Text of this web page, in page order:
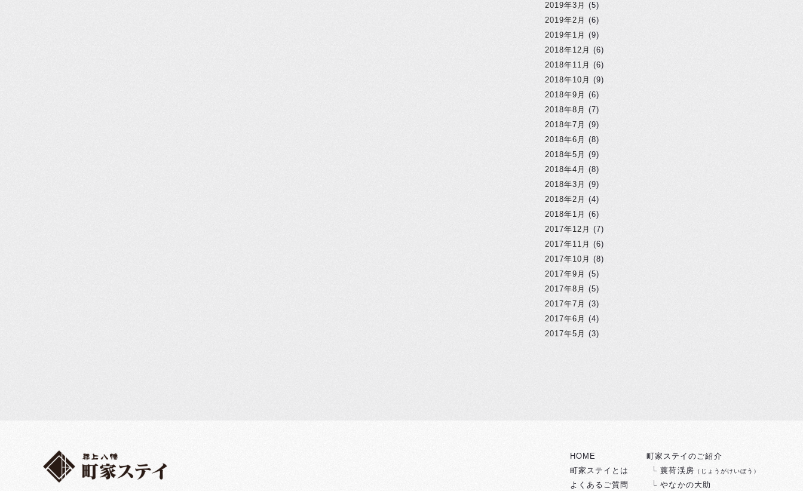
2019年3月 (5)
2019年2月 (6)
2019年1月 (9)
2018年12月 (6)
2018年11月 (6)
2018年10月 (9)
2018年9月 (6)
2018年8月 (7)
2018年7月 (9)
2018年6月 (8)
2018年5月 (9)
2018年4月 (8)
2018年3月 (9)
2018年2月 (4)
2018年1月 (6)
2017年12月 (7)
2017年11月 (6)
2017年10月 (8)
2017年9月 (5)
2017年8月 (5)
2017年7月 (3)
2017年6月 (4)
2017年5月 (3)
HOME
町家ステイとは
よくあるご質問
町家ステイのご紹介
蘘荷渓房 （じょうがけいぼう）
やなかの大助